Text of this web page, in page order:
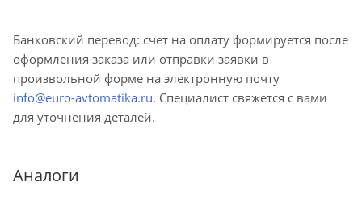
Банковский перевод: счет на оплату формируется после
оформления заказа или отправки заявки в
произвольной форме на электронную почту
info@euro-avtomatika.ru. Специалист свяжется с вами
для уточнения деталей.
Аналоги